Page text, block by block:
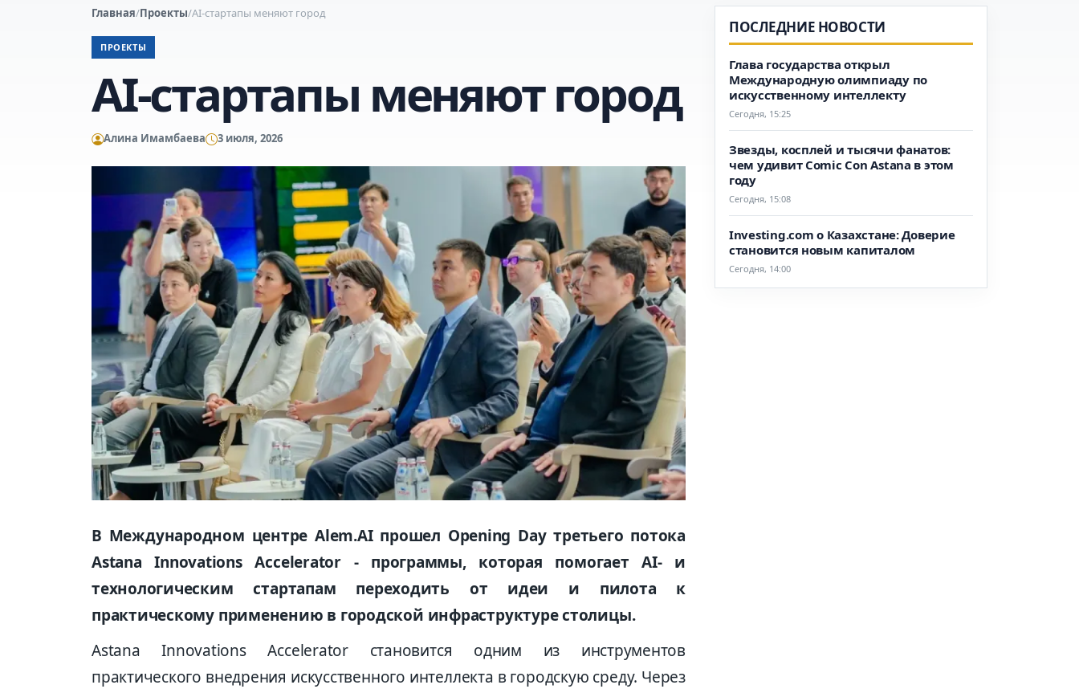
Главная/Проекты/AI-стартапы меняют город
ПРОЕКТЫ
AI-стартапы меняют город
Алина Имамбаева 3 июля, 2026
В Международном центре Alem.AI прошел Opening Day третьего потока
Astana Innovations Accelerator - программы, которая помогает AI- и
технологическим стартапам переходить от идеи и пилота к
практическому применению в городской инфраструктуре столицы.
Astana Innovations Accelerator становится одним из инструментов
практического внедрения искусственного интеллекта в городскую среду. Через
ПОСЛЕДНИЕ НОВОСТИ
Глава государства открыл
Международную олимпиаду по
искусственному интеллекту
Сегодня, 15:25
Звезды, косплей и тысячи фанатов:
чем удивит Comic Con Astana в этом
году
Сегодня, 15:08
Investing.com о Казахстане: Доверие
становится новым капиталом
Сегодня, 14:00